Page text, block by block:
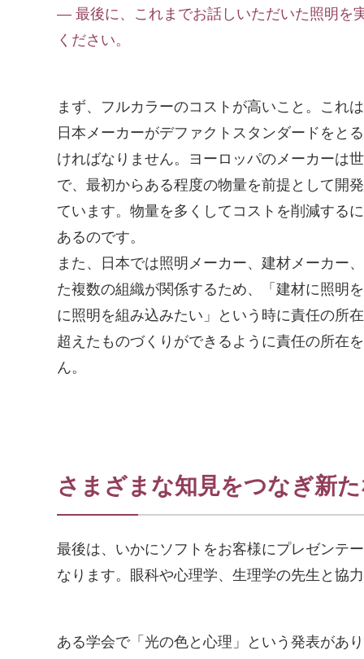
― 最後に、これまでお話しいただいた照明を
ください。
まず、フルカラーのコストが高いこと。これ
日本メーカーがデファクトスタンダードをと
ければなりません。ヨーロッパのメーカーは
で、最初からある程度の物量を前提として開
ています。物量を多くしてコストを削減する
あるのです。
また、日本では照明メーカー、建材メーカー
た複数の組織が関係するため、「建材に照明
に照明を組み込みたい」という時に責任の所
超えたものづくりができるように責任の所在
ん。
さまざまな知見をつなぎ新
最後は、いかにソフトをお客様にプレゼンテ
なります。眼科や心理学、生理学の先生と協
ある学会で「光の色と心理」という発表があ